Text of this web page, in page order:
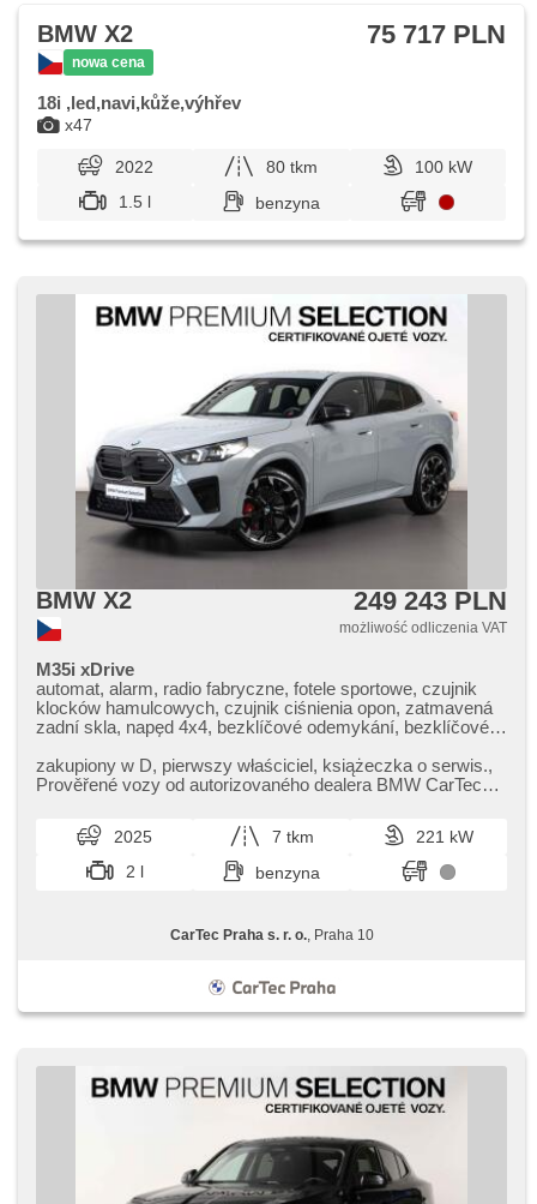
x47
BMW X2
nowa cena
75 717 PLN
18i ,led,navi,kůže,výhřev
2022 80 tkm
100 kW
1.5 l
benzyna
BMW X2 249 243 PLN
możliwość odliczenia VAT
M35i xDrive
automat, alarm, radio fabryczne, fotele sportowe, czujnik
klocków hamulcowych, czujnik ciśnienia opon, zatmavená
zadní skla, napęd 4x4, bezklíčové odemykání, bezklíčové
natężenia podwozia, LED denní svícení
zakupiony w D,​ pierwszy właściciel,​ książeczka o serwis.,​
Prověřené vozy od autorizovaného dealera BMW CarTec
2025 7 tkm
221 kW
2 l
benzyna
CarTec Praha s. r. o., Praha 10